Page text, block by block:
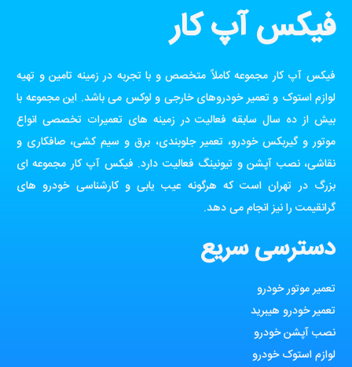
فیکس آپ کار
فیکس آپ کار مجموعه کاملاً متخصص و با تجربه در زمینه تامین و تهیه
لوازم استوک و تعمیر خودروهای خارجی و لوکس می باشد. این مجموعه با
بیش از ده سال سابقه فعالیت در زمینه های تعمیرات تخصصی انواع
موتور و گیربکس خودرو، تعمیر جلوبندی، برق و سیم کشی، صافکاری و
نقاشی، نصب آپشن و تیونینگ فعالیت دارد. فیکس آپ کار مجموعه ای
بزرگ در تهران است که هرگونه عیب یابی و کارشناسی خودرو های
گرانقیمت را نیز انجام می دهد.
دسترسی سریع
تعمیر موتور خودرو
تعمیر خودرو هیبرید
نصب آپشن خودرو
لوازم استوک خودرو